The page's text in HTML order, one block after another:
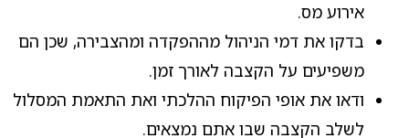
אירוע מס.
בדקו את דמי הניהול מההפקדה ומהצבירה, שכן הם
משפיעים על הקצבה לאורך זמן.
ודאו את אופי הפיקוח ההלכתי ואת התאמת המסלול
לשלב הקצבה שבו אתם נמצאים.